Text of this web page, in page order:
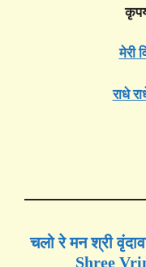
मेरी
राधे
चलो रे मन श्री
Shree